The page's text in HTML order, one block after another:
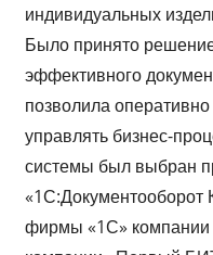
индивидуальных
Было принято
эффективного
позволила
управлять бизнес-
системы был выбран
«1С:Документооборот
фирмы «1С»